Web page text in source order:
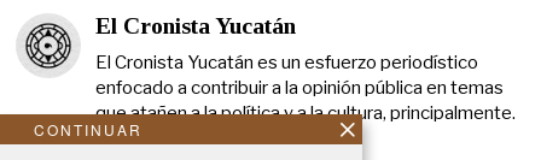
El Cronista Yucatán
El Cronista Yucatán es un esfuerzo periodístico
enfocado a contribuir a la opinión pública en temas
que atañen a la política y a la cultura, principalmente.
CONTINUAR